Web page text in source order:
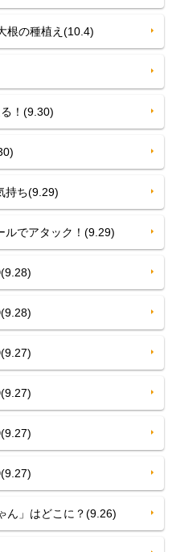
根の種植え(10.4)
！(9.30)
ち(9.29)
でアタック！(9.29)
」はどこに？(9.26)